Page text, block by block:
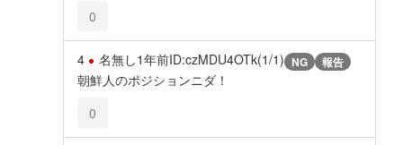
0
4 名無し1年前ID:czMDU4OTk(1/1) NG 報告
朝鮮人のポジションニダ！
0